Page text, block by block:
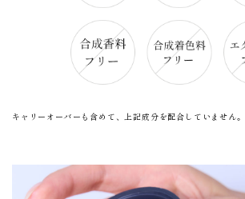
キャリーオーバーも含めて、上記成分を配合していません。